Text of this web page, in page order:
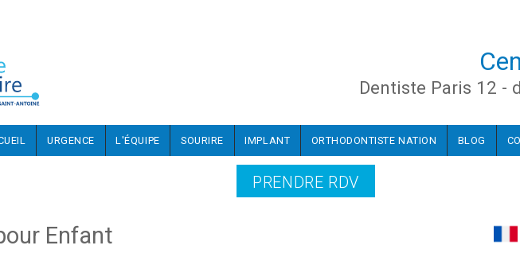
Dentiste Paris 12 -
URGENCE L'ÉQUIPE SOURIRE IMPLANT ORTHODONTISTE NATION BLOG
PRENDRE RDV
Enfant